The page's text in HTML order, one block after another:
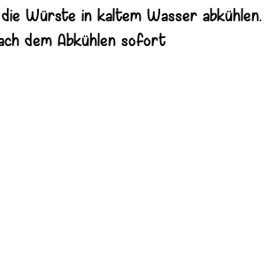
Würste in kaltem Wasser abkühlen.
dem Abkühlen sofort